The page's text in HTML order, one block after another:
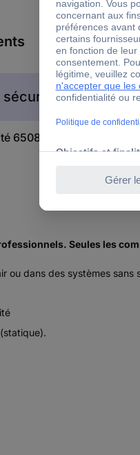
sécurité
650865 Appareil de
Seules les
ou dans des systèmes